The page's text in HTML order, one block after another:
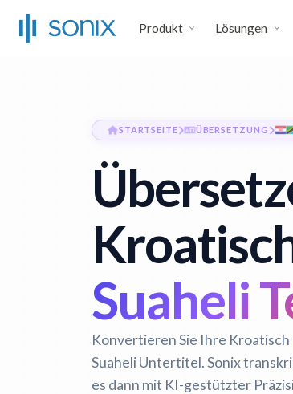
Produkt Lösungen
STARTSEITE ÜBERSETZUNG
Suaheli
Konvertieren Sie Ihre
Suaheli Untertitel. Sonix
es dann mit KI-gestützter